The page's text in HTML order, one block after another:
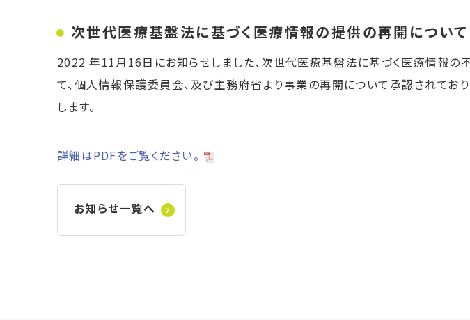
次世代医療基盤法に基づく医療情報の提供の再開について
2022 年11月16日にお知らせしました、次世代医療基盤法に基づく医療情報の
て、個人情報保護委員会、及び主務府省より事業の再開について承認されて
します。
詳細はPDFをご覧ください。
お知らせ一覧へ